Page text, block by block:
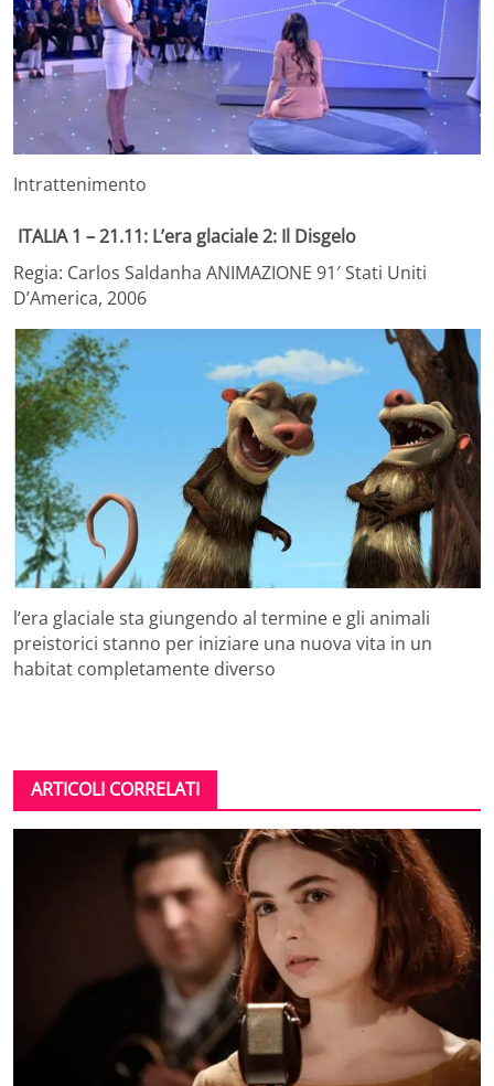
Intrattenimento
ITALIA 1 – 21.11: L’era glaciale 2: Il Disgelo
Regia: Carlos Saldanha ANIMAZIONE 91′ Stati Uniti
D’America, 2006
l’era glaciale sta giungendo al termine e gli animali
preistorici stanno per iniziare una nuova vita in un
habitat completamente diverso
ARTICOLI CORRELATI